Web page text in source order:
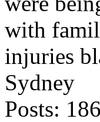
with
injuries
Sydney
Posts: